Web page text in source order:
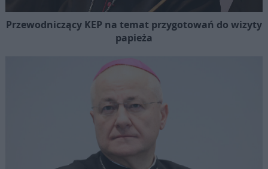
Przewodniczący KEP na temat przygotowań do wizyty
papieża